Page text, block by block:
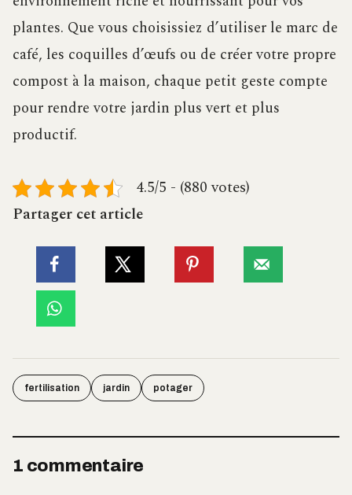
plantes. Que vous choisissiez d’utiliser le marc de
café, les coquilles d’œufs ou de créer votre propre
compost à la maison, chaque petit geste compte
pour rendre votre jardin plus vert et plus
productif.
4.5/5 - (880 votes)
Partager cet article
fertilisation jardin potager
1 commentaire